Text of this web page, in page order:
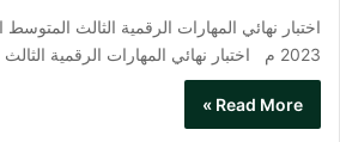
2023 م اختبار نهائي المهارات الرقمية الثالث المتوسط​ اختبار…
Read More »